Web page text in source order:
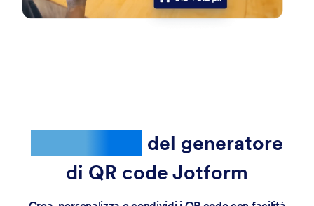
del generatore
di QR code Jotform